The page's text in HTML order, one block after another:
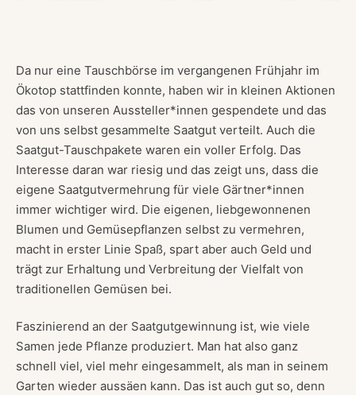
Da nur eine Tauschbörse im vergangenen Frühjahr im
Ökotop stattfinden konnte, haben wir in kleinen Aktionen
das von unseren Aussteller*innen gespendete und das
von uns selbst gesammelte Saatgut verteilt. Auch die
Saatgut-Tauschpakete waren ein voller Erfolg. Das
Interesse daran war riesig und das zeigt uns, dass die
eigene Saatgutvermehrung für viele Gärtner*innen
immer wichtiger wird. Die eigenen, liebgewonnenen
Blumen und Gemüsepflanzen selbst zu vermehren,
macht in erster Linie Spaß, spart aber auch Geld und
trägt zur Erhaltung und Verbreitung der Vielfalt von
traditionellen Gemüsen bei.
Faszinierend an der Saatgutgewinnung ist, wie viele
Samen jede Pflanze produziert. Man hat also ganz
schnell viel, viel mehr eingesammelt, als man in seinem
Garten wieder aussäen kann. Das ist auch gut so, denn